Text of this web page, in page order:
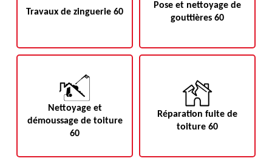
Travaux de zinguerie 60
Pose et nettoyage de
gouttières 60
Nettoyage et
démoussage de toiture
60
Réparation fuite de
toiture 60